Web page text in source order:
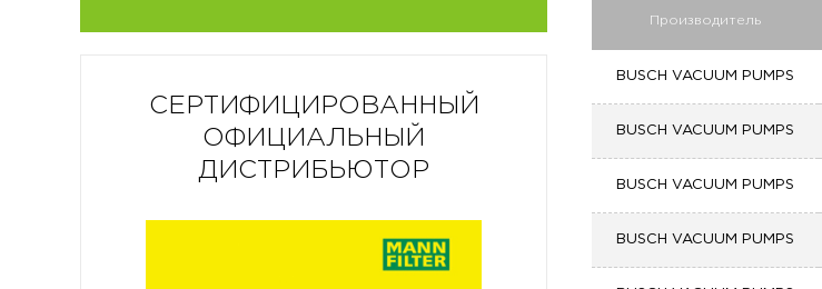
СЕРТИФИЦИРОВАННЫЙ
ОФИЦИАЛЬНЫЙ
ДИСТРИБЬЮТОР
Производитель
BUSCH VACUUM PUMPS
BUSCH VACUUM PUMPS
BUSCH VACUUM PUMPS
BUSCH VACUUM PUMPS